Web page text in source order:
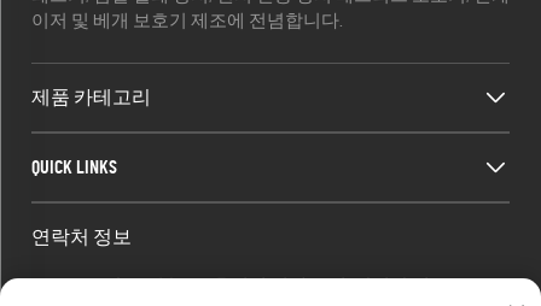
이저 및 베개 보호기 제조에 전념합니다.
제품 카테고리
QUICK LINKS
연락처 정보